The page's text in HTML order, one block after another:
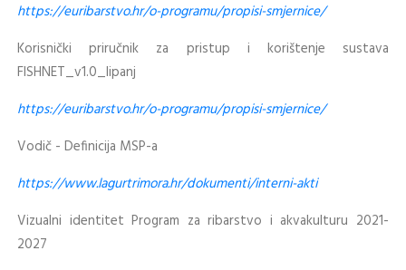
https://euribarstvo.hr/o-programu/propisi-smjernice/
Korisnički priručnik za pristup i korištenje sustava
FISHNET_v1.0_lipanj
https://euribarstvo.hr/o-programu/propisi-smjernice/
Vodič - Definicija MSP-a
https://www.lagurtrimora.hr/dokumenti/interni-akti
Vizualni identitet Program za ribarstvo i akvakulturu 2021-
2027